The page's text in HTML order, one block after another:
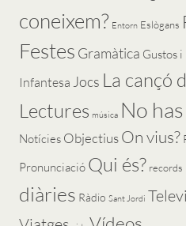
coneixem? Entorn Eslògans
Festes Gramàtica Gustos
Infantesa Jocs La cançó
Lectures música No
Notícies ObjectiusOn vius?
Pronunciació Qui és? records
diàries Ràdio Sant Jordi